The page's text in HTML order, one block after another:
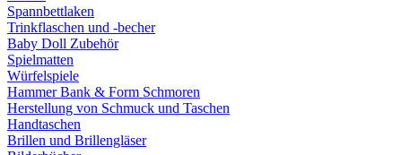
Spannbettlaken
Trinkflaschen und -becher
Baby Doll Zubehör
Spielmatten
Würfelspiele
Hammer Bank & Form Schmoren
Herstellung von Schmuck und Taschen
Handtaschen
Brillen und Brillengläser